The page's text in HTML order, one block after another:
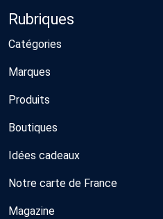
Rubriques
Catégories
Marques
Produits
Boutiques
Idées cadeaux
Notre carte de France
Magazine